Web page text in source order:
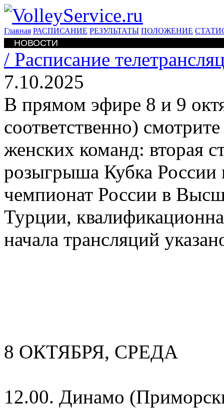
Главная РАСПИСАНИЕ РЕЗУЛЬТАТЫ ПОЛОЖЕНИЕ
НОВОСТИ
/ Расписание
7.10.2025
В прямом эфире 8 и 9
соответственно)
женских команд: вторая
розыгрыша Кубка
чемпионат России в
Турции,
начала трансляций
8 ОКТЯБРЯ, СРЕДА
12.00. Динамо